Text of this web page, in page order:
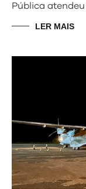
Pública
LER MAIS